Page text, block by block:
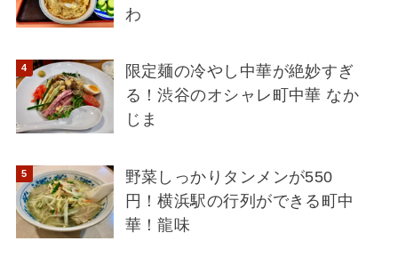
わ
限定麺の冷やし中華が絶妙すぎ
る！渋谷のオシャレ町中華 なか
じま
野菜しっかりタンメンが550
円！横浜駅の行列ができる町中
華！龍味